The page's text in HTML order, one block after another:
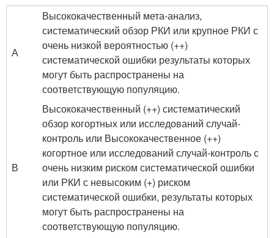
А
Высококачественный мета-анализ,
систематический обзор РКИ или крупное РКИ с
очень низкой вероятностью (++)
систематической ошибки результаты которых
могут быть распространены на
соответствующую популяцию.
В
Высококачественный (++) систематический
обзор когортных или исследований случай-
контроль или Высококачественное (++)
когортное или исследований случай-контроль с
очень низким риском систематической ошибки
или РКИ с невысоким (+) риском
систематической ошибки, результаты которых
могут быть распространены на
соответствующую популяцию.